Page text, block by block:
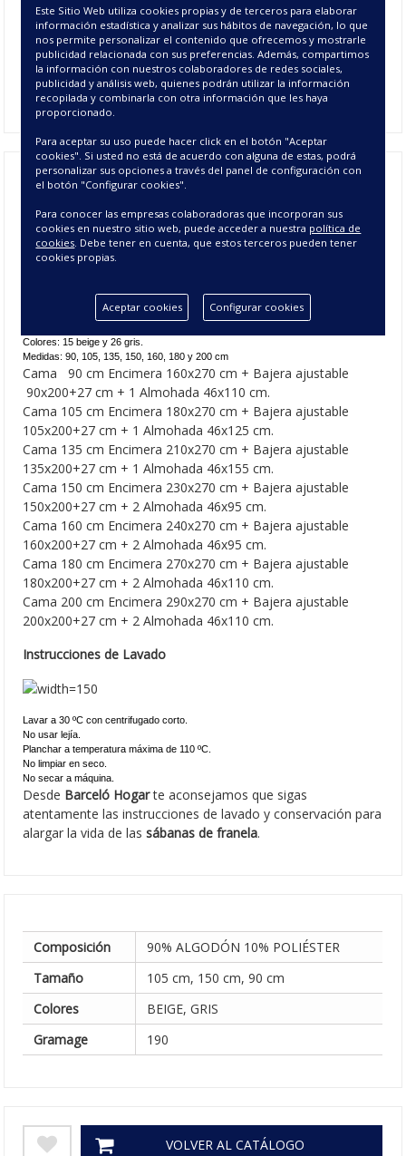
Juego de sábana de franela Leopard,presenta dibujo de piel
de Leopardo en almohada y sábana encimera y bajera lisa al
tono, disponible en dos colores y siete medidas de cama,
fabricadas en 90% algodón y 10% poliéster. Sonsábanas
térmicas muy calentitas para el inviernopor lo que son la
apuesta perfecta para las frías noches de invierno.
Juego Sábanas Franela 150
Franela Leopard
Colores: 15 beige y 26 gris.
Medidas: 90, 105, 135, 150, 160, 180 y 200 cm
Cama 90 cm Encimera 160x270 cm + Bajera ajustable
90x200+27 cm + 1 Almohada 46x110 cm.
Cama 105 cm Encimera 180x270 cm + Bajera ajustable
105x200+27 cm + 1 Almohada 46x125 cm.
Cama 135 cm Encimera 210x270 cm + Bajera ajustable
135x200+27 cm + 1 Almohada 46x155 cm.
Cama 150 cm Encimera 230x270 cm + Bajera ajustable
150x200+27 cm + 2 Almohada 46x95 cm.
Cama 160 cm Encimera 240x270 cm + Bajera ajustable
160x200+27 cm + 2 Almohada 46x95 cm.
Cama 180 cm Encimera 270x270 cm + Bajera ajustable
180x200+27 cm + 2 Almohada 46x110 cm.
Cama 200 cm Encimera 290x270 cm + Bajera ajustable
200x200+27 cm + 2 Almohada 46x110 cm.
Instrucciones de Lavado
Lavar a 30 ºC con centrifugado corto.
No usar lejía.
Planchar a temperatura máxima de 110 ºC.
No limpiar en seco.
No secar a máquina.
Desde Barceló Hogarte aconsejamos que sigas
atentamente las instrucciones de lavado y conservación para
alargar la vida de lassábanas de franela.
Composición
90% ALGODÓN 10% POLIÉSTER
Tamaño
105 cm, 150 cm, 90 cm
Colores
BEIGE, GRIS
Gramage
190
VOLVER AL CATÁLOGO
Este Sitio Web utiliza cookies propias y de terceros para elaborar
información estadística y analizar sus hábitos de navegación, lo que
nos permite personalizar el contenido que ofrecemos y mostrarle
publicidad relacionada con sus preferencias. Además, compartimos
la información con nuestros colaboradores de redes sociales,
publicidad y análisis web, quienes podrán utilizar la información
recopilada y combinarla con otra información que les haya
proporcionado.
Para aceptar su uso puede hacer click en el botón "Aceptar
cookies". Si usted no está de acuerdo con alguna de estas, podrá
personalizar sus opciones a través del panel de configuración con
el botón "Configurar cookies".
Para conocer las empresas colaboradoras que incorporan sus
cookies en nuestro sitio web, puede acceder a nuestra política de
cookies. Debe tener en cuenta, que estos terceros pueden tener
cookies propias.
Aceptar cookies Configurar cookies